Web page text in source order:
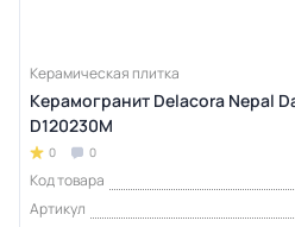
Керамическая плитка
Керамогранит Delacora Nepal
D120230M
0 0
Код товара
Артикул